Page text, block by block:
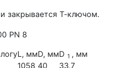
закрывается Т-ключом.
L, ммD, ммD 1 , мм
1058 40
33,7